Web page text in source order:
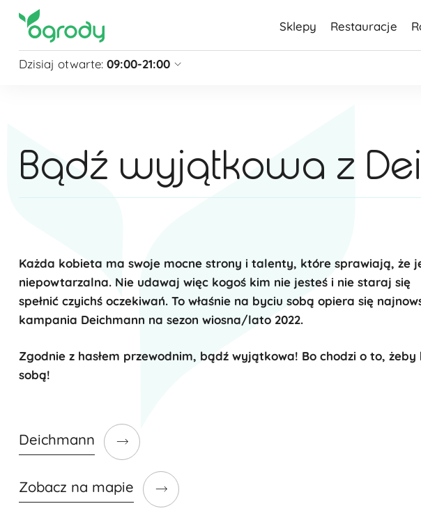
Sklepy Restauracje
Dzisiaj otwarte: 09:00-21:00
zobacz więcej »
Bądź wyjątkowa z
Każda kobieta ma swoje mocne strony i talenty, które sprawiają, że
niepowtarzalna. Nie udawaj więc kogoś kim nie jesteś i nie staraj się
spełnić czyichś oczekiwań. To właśnie na byciu sobą opiera się
kampania Deichmann na sezon wiosna/lato 2022.
Zgodnie z hasłem przewodnim, bądź wyjątkowa! Bo chodzi o to, żeby
sobą!
Deichmann
Zobacz na mapie